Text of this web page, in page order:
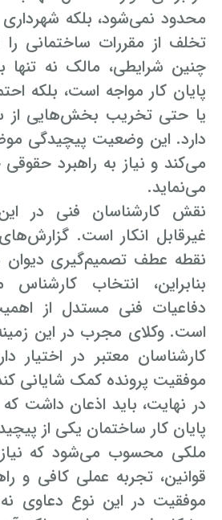
محدود نمی‌شود، بلکه
تخلف از مقررات ساختمانی
چنین شرایطی، مالک نه
پایان کار مواجه است، بلکه
یا حتی تخریب بخش‌هایی از
دارد. این وضعیت پیچیدگی
می‌کند و نیاز به راهبرد
می‌نماید.
نقش کارشناسان فنی در
غیرقابل انکار است.
نقطه عطف تصمیم‌گیری
بنابراین، انتخاب
دفاعیات فنی مستدل از
است. وکلای مجرب در این
کارشناسان معتبر در اختیار
موفقیت پرونده کمک شایانی
در نهایت، باید اذعان داشت که
پایان کار ساختمان یکی از
ملکی محسوب می‌شود که
قوانین، تجربه عملی کافی و
موفقیت در این نوع دعاوی